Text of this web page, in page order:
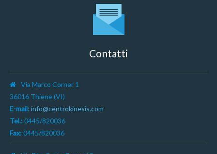
Contatti
Via Marco Corner 1
36016 Thiene (VI)
E-mail: info@centrokinesis.com
Tel.: 0445/820036
Fax: 0445/820036